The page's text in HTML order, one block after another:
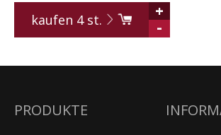
kaufen 4st.
+
-
PRODUKTE